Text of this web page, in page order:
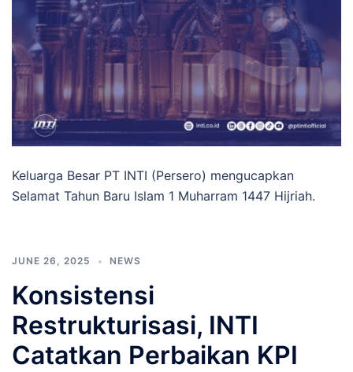
Keluarga Besar PT INTI (Persero) mengucapkan
Selamat Tahun Baru Islam 1 Muharram 1447 Hijriah.
JUNE 26, 2025 NEWS
Konsistensi
Restrukturisasi, INTI
Catatkan Perbaikan KPI